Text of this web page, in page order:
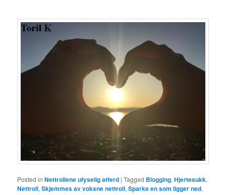
Posted in Nettrollene ufyselig atferd |Tagged Blogging,Hjertesukk,
Nettroll,Skjemmes av voksne nettroll,Sparke en som ligger ned,